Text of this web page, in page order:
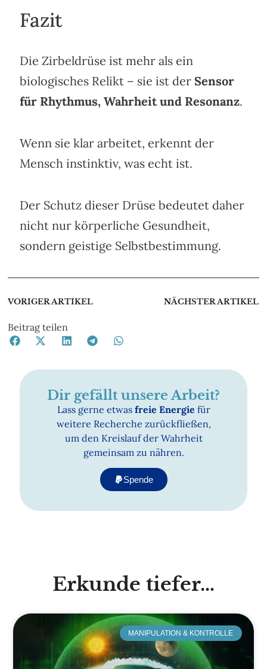
Fazit
Die Zirbeldrüse ist mehr als ein
biologisches Relikt – sie ist der Sensor
für Rhythmus, Wahrheit und Resonanz.
Wenn sie klar arbeitet, erkennt der
Mensch instinktiv, was echt ist.
Der Schutz dieser Drüse bedeutet daher
nicht nur körperliche Gesundheit,
sondern geistige Selbstbestimmung.
VORIGER ARTIKEL NÄCHSTER ARTIKEL
Beitrag teilen
Dir gefällt unsere Arbeit?
Lass gerne etwas freie Energie für
weitere Recherche zurückfließen,
um den Kreislauf der Wahrheit
gemeinsam zu nähren.
Spende
Erkunde tiefer…
MANIPULATION & KONTROLLE